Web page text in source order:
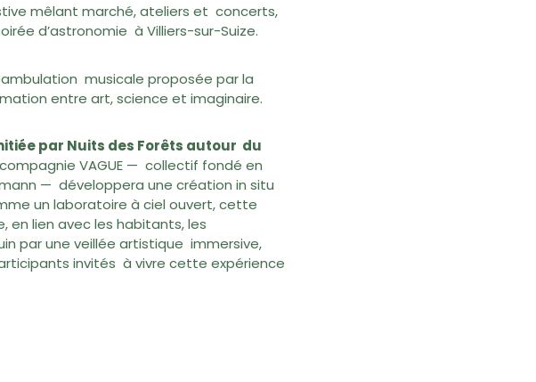
mêlant marché, ateliers et concerts,
d’astronomie à Villiers-sur-Suize.
musicale proposée par la
entre art, science et imaginaire.
par Nuits des Forêts autour du
VAGUE — collectif fondé en
— développera une création in situ
un laboratoire à ciel ouvert, cette
lien avec les habitants, les
par une veillée artistique immersive,
invités à vivre cette expérience